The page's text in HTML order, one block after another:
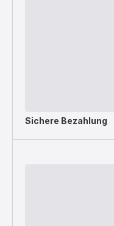
Sichere Bezahlung